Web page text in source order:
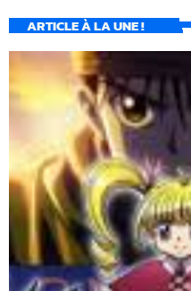
ARTICLE À LA UNE !